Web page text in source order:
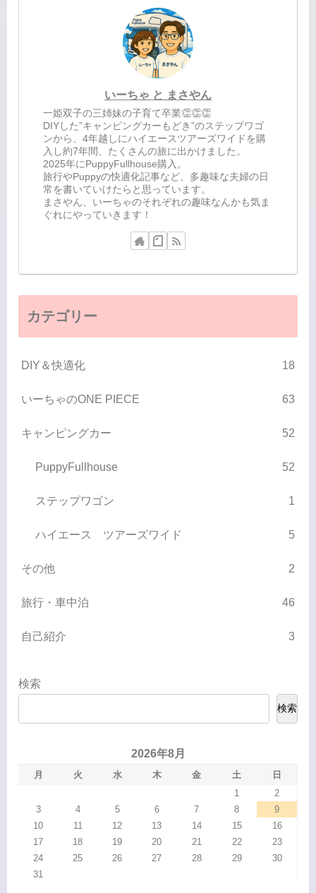
いーちゃ と まさやん
一姫双子の三姉妹の子育て卒業👏👏👏
DIYした”キャンピングカーもどき”のステップワゴ
ンから、4年越しにハイエースツアーズワイドを購
入し約7年間、たくさんの旅に出かけました。
2025年にPuppyFullhouse購入。
旅行やPuppyの快適化記事など、多趣味な夫婦の日
常を書いていけたらと思っています。
まさやん、いーちゃのそれぞれの趣味なんかも気ま
ぐれにやっていきます！
カテゴリー
DIY＆快適化 18
いーちゃのONE PIECE 63
キャンピングカー 52
PuppyFullhouse 52
ステップワゴン 1
ハイエース ツアーズワイド 5
その他 2
旅行・車中泊 46
自己紹介 3
検索
検索
2026年8月
月 火 水 木 金 土
日
1
2
3
4 5 6 7 8
9
10
11 12 13 14 15
16
17
18 19 20 21 22
23
24
25 26 27 28 29
30
31